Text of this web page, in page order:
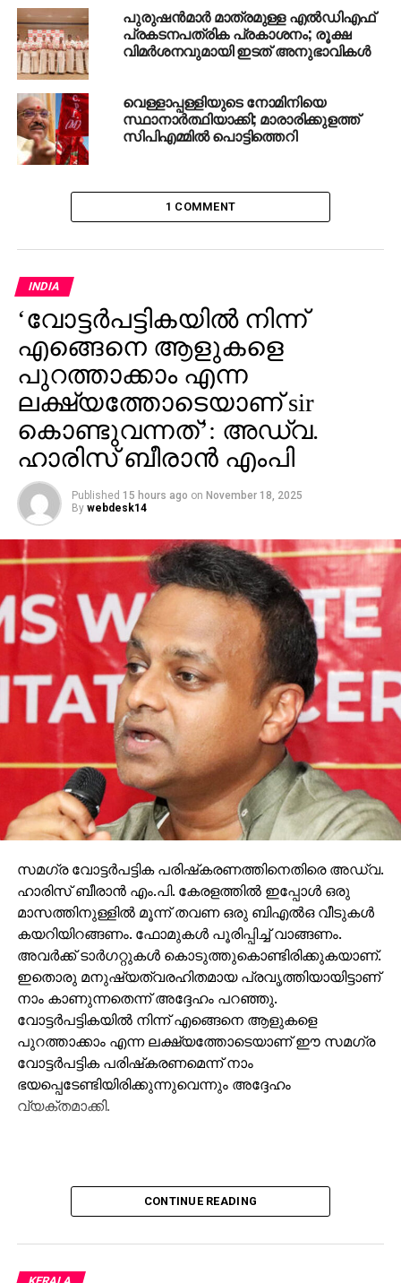
പുരുഷന്‍മാര്‍ മാത്രമുള്ള എല്‍ഡിഎഫ്
പ്രകടനപത്രിക പ്രകാശനം; രൂക്ഷ
വിമര്‍ശനവുമായി ഇടത് അനുഭാവികൾ
വെള്ളാപ്പള്ളിയുടെ നോമിനിയെ
സ്ഥാനാര്‍ത്ഥിയാക്കി; മാരാരിക്കുളത്ത്
സിപിഎമ്മില്‍ പൊട്ടിത്തെറി
1 COMMENT
INDIA
‘വോട്ടര്‍പട്ടികയില്‍ നിന്ന്
എങ്ങെനെ ആളുകളെ
പുറത്താക്കാം എന്ന
ലക്ഷ്യത്തോടെയാണ് sir
കൊണ്ടുവന്നത്’: അഡ്വ.
ഹാരിസ് ബീരാൻ എംപി
Published 15 hours ago on November 18, 2025
By webdesk14
സമഗ്ര വോട്ടര്‍പട്ടിക പരിഷ്‌കരണത്തിനെതിരെ അഡ്വ.
ഹാരിസ് ബീരാന്‍ എം.പി. കേരളത്തില്‍ ഇപ്പോള്‍ ഒരു
മാസത്തിനുള്ളില്‍ മൂന്ന് തവണ ഒരു ബിഎല്‍ഒ വീടുകള്‍
കയറിയിറങ്ങണം. ഫോമുകള്‍ പൂരിപ്പിച്ച് വാങ്ങണം.
അവര്‍ക്ക് ടാര്‍ഗറ്റുകള്‍ കൊടുത്തുകൊണ്ടിരിക്കുകയാണ്.
ഇതൊരു മനുഷ്യത്വരഹിതമായ പ്രവൃത്തിയായിട്ടാണ്
നാം കാണുന്നതെന്ന് അദ്ദേഹം പറഞ്ഞു.
വോട്ടര്‍പട്ടികയില്‍ നിന്ന് എങ്ങെനെ ആളുകളെ
പുറത്താക്കാം എന്ന ലക്ഷ്യത്തോടെയാണ് ഈ സമഗ്ര
വോട്ടര്‍പട്ടിക പരിഷ്‌കരണമെന്ന് നാം
ഭയപ്പെടേണ്ടിയിരിക്കുന്നുവെന്നും അദ്ദേഹം
വ്യക്തമാക്കി.
CONTINUE READING